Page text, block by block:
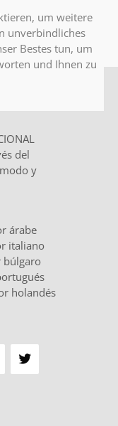
um weitere
unverbindliches
Bestes tun, um
und Ihnen zu
del
y
árabe
italiano
búlgaro
holandés